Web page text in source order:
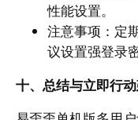
性能设置。
注意事项：定
议设置强登录
十、总结与立即行